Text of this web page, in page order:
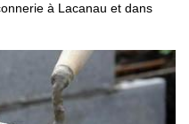
à Lacanau et dans